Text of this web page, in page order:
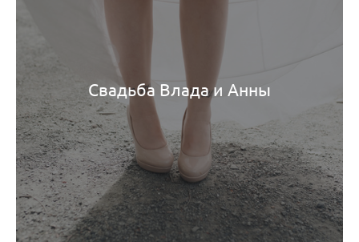
Свадьба Влада и Анны